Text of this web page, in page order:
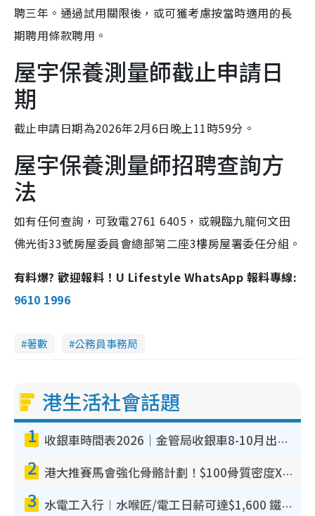
聘三年。通過試用關限後，或可獲考慮按當時適用的長
期聘用條款聘用。
屋宇保養測量師截止申請日
期
截止申請日期為2026年2月6日晚上11時59分。
屋宇保養測量師招聘查詢方
法
如有任何查詢，可致電2761 6405，或親臨九龍何文田
佛光街33號房屋委員會總部第二座3樓房屋署委任分組。
有料爆? 歡迎報料！U Lifestyle WhatsApp 報料專線:
9610 1996
著數 公務員事務局
港生活社會話題
1 收銀車時間表2026｜金管局收銀車8-10月出沒地點+時間！無須手續費！硬幣免費轉現鈔或增值至八達通
2 港大推賽馬會強化骨骼計劃！$100骨質密度X光檢查 完成免費運動訓練送超市禮券！附參加資格
3 水電工入行︱水喉匠/電工日薪可達$1,600 鐵飯碗職業難被AI取代！附薪酬參考＋入行考牌途徑